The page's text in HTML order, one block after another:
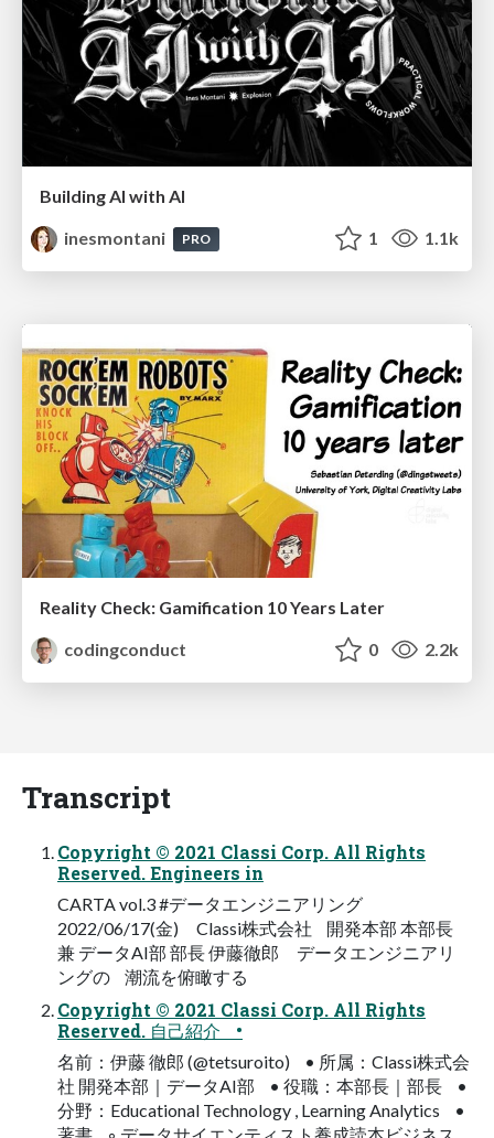
Building AI with AI
inesmontani
PRO 1 1.1k
Reality Check: Gamification 10 Years Later
codingconduct
0 2.2k
Transcript
Copyright © 2021 Classi Corp. All Rights
Reserved. Engineers in
CARTA vol.3 #データエンジニアリング
2022/06/17(金) Classi株式会社 開発本部 本部長
兼 データAI部 部長 伊藤徹郎 データエンジニアリ
ングの 潮流を俯瞰する
Copyright © 2021 Classi Corp. All Rights
Reserved. 自己紹介 •
名前：伊藤 徹郎 (@tetsuroito) • 所属：Classi株式会
社 開発本部｜データAI部 • 役職：本部長｜部長 •
分野：Educational Technology , Learning Analytics •
著書 ◦ データサイエンティスト養成読本ビジネス